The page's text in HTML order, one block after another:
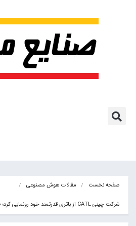
صفحه نخست مقالات هوش مصنوعی
شرکت چینی CATL از باتری قدرتمند خود رونمایی کرد؛ طی کردن…